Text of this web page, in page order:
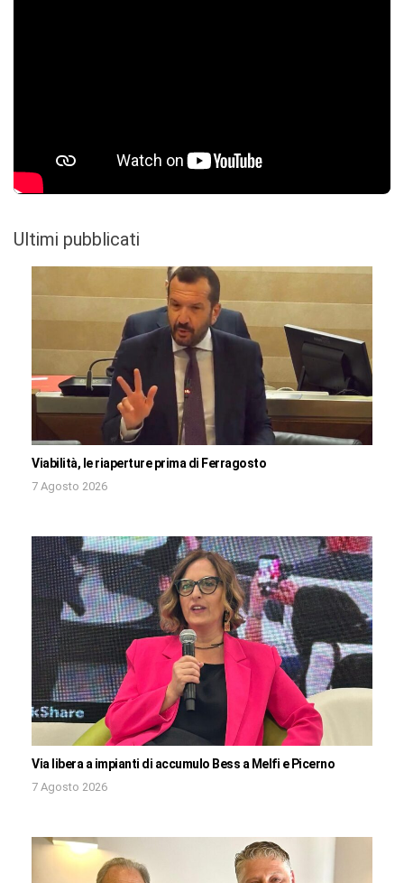
Ultimi pubblicati
Viabilità, le riaperture prima di Ferragosto
7 Agosto 2026
Via libera a impianti di accumulo Bess a Melfi e Picerno
7 Agosto 2026